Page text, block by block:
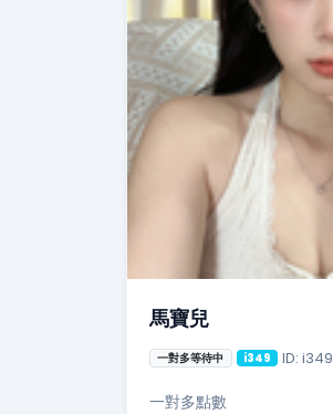
馬寶兒
一對多等待中 i349 ID:
一對多點數